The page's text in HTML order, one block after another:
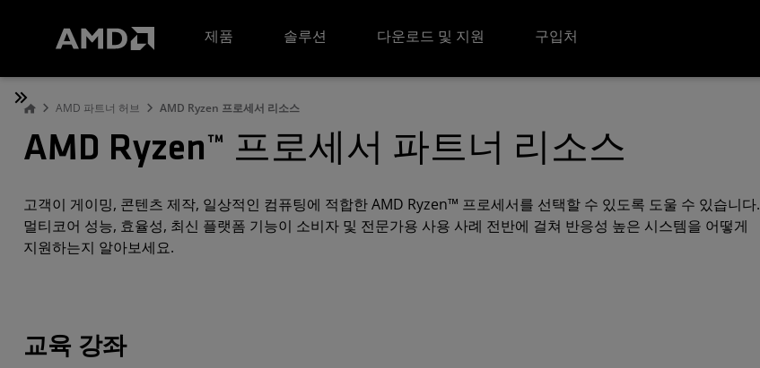
제품
솔루션 다운로드 및 지원 구입처
AMD 파트너 허브 AMD Ryzen 프로세서 리소스
AMD Ryzen™ 프로세서 파트너 리소스
고객이 게이밍, 콘텐츠 제작, 일상적인 컴퓨팅에 적합한 AMD Ryzen™ 프로세서를 선택할 수 있도록 도울 수 있습니다.
멀티코어 성능, 효율성, 최신 플랫폼 기능이 소비자 및 전문가용 사용 사례 전반에 걸쳐 반응성 높은 시스템을 어떻게
지원하는지 알아보세요.
교육 강좌